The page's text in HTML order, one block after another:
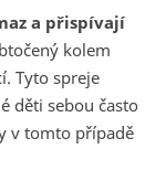
a přispívají
kolem
Tyto spreje
děti sebou často
v tomto případě